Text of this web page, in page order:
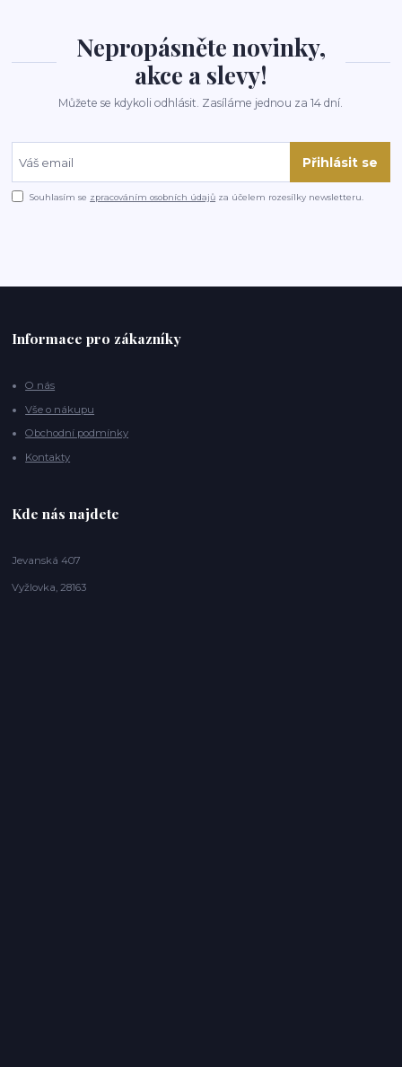
Nepropásněte novinky,
akce a slevy!
Můžete se kdykoli odhlásit. Zasíláme jednou za 14 dní.
Přihlásit se
Souhlasím se zpracováním osobních údajů za účelem rozesílky newsletteru.
Informace pro zákazníky
O nás
Vše o nákupu
Obchodní podmínky
Kontakty
Kde nás najdete
Jevanská 407
Vyžlovka, 28163